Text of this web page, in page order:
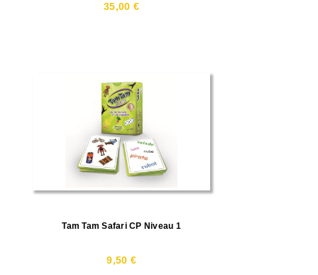
35,00 €
Tam Tam Safari CP Niveau 1
9,50 €